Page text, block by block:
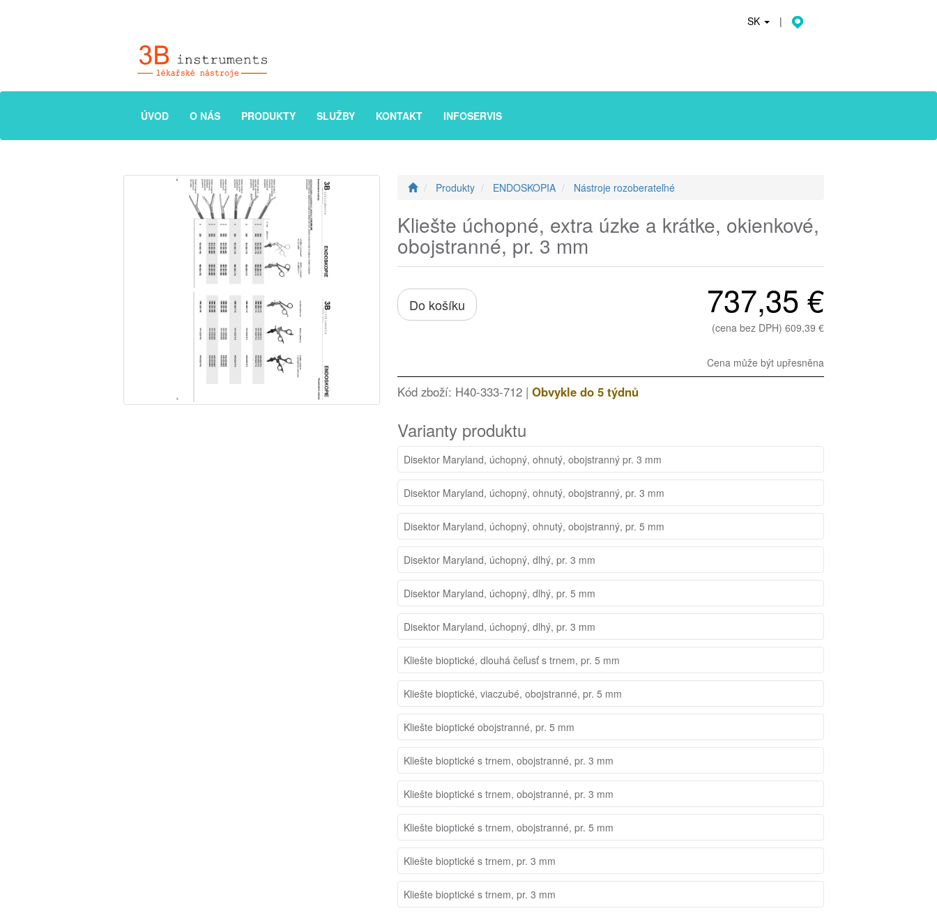
SK |
ÚVOD O NÁS PRODUKTY SLUŽBY KONTAKT INFOSERVIS
Produkty ENDOSKOPIA Nástroje rozoberateľné
Kliešte úchopné, extra úzke a krátke, okienkové,
obojstranné, pr. 3 mm
Do košíku 737,35 €
(cena bez DPH) 609,39 €
Cena může být upřesněna
Kód zboží: H40-333-712 | Obvykle do 5 týdnů
Varianty produktu
Disektor Maryland, úchopný, ohnutý, obojstranný pr. 3 mm
Disektor Maryland, úchopný, ohnutý, obojstranný, pr. 3 mm
Disektor Maryland, úchopný, ohnutý, obojstranný, pr. 5 mm
Disektor Maryland, úchopný, dlhý, pr. 3 mm
Disektor Maryland, úchopný, dlhý, pr. 5 mm
Disektor Maryland, úchopný, dlhý, pr. 3 mm
Kliešte bioptické, dlouhá čeľusť s trnem, pr. 5 mm
Kliešte bioptické, viaczubé, obojstranné, pr. 5 mm
Kliešte bioptické obojstranné, pr. 5 mm
Kliešte bioptické s trnem, obojstranné, pr. 3 mm
Kliešte bioptické s trnem, obojstranné, pr. 3 mm
Kliešte bioptické s trnem, obojstranné, pr. 5 mm
Kliešte bioptické s trnem, pr. 3 mm
Kliešte bioptické s trnem, pr. 3 mm